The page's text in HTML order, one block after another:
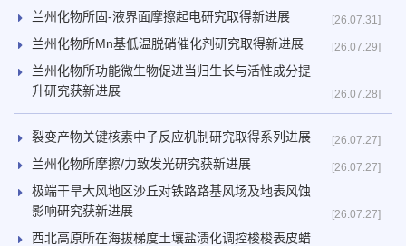
[26.07.31]
兰州化物所固-液界面摩擦起电研究取得新进展
[26.07.29]
兰州化物所Mn基低温脱硝催化剂研究取得新进展
[26.07.28]
兰州化物所功能微生物促进当归生长与活性成分提
升研究获新进展
[26.07.27]
裂变产物关键核素中子反应机制研究取得系列进展
[26.07.27]
兰州化物所摩擦/力致发光研究获新进展
[26.07.27]
极端干旱大风地区沙丘对铁路路基风场及地表风蚀
影响研究获新进展
西北高原所在海拔梯度土壤盐渍化调控梭梭表皮蜡